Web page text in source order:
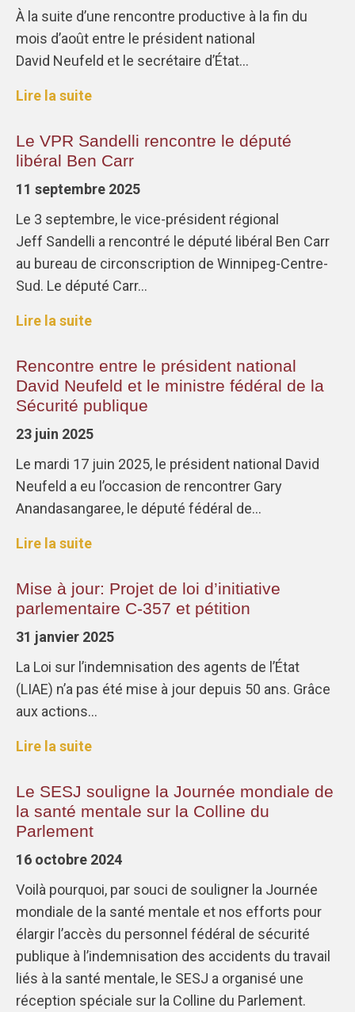
À la suite d’une rencontre productive à la fin du
mois d’août entre le président national
David Neufeld et le secrétaire d’État…
Lire la suite
Le VPR Sandelli rencontre le député
libéral Ben Carr
11 septembre 2025
Le 3 septembre, le vice-président régional
Jeff Sandelli a rencontré le député libéral Ben Carr
au bureau de circonscription de Winnipeg-Centre-
Sud. Le député Carr…
Lire la suite
Rencontre entre le président national
David Neufeld et le ministre fédéral de la
Sécurité publique
23 juin 2025
Le mardi 17 juin 2025, le président national David
Neufeld a eu l’occasion de rencontrer Gary
Anandasangaree, le député fédéral de…
Lire la suite
Mise à jour: Projet de loi d’initiative
parlementaire C-357 et pétition
31 janvier 2025
La Loi sur l’indemnisation des agents de l’État
(LIAE) n’a pas été mise à jour depuis 50 ans. Grâce
aux actions…
Lire la suite
Le SESJ souligne la Journée mondiale de
la santé mentale sur la Colline du
Parlement
16 octobre 2024
Voilà pourquoi, par souci de souligner la Journée
mondiale de la santé mentale et nos efforts pour
élargir l’accès du personnel fédéral de sécurité
publique à l’indemnisation des accidents du travail
liés à la santé mentale, le SESJ a organisé une
réception spéciale sur la Colline du Parlement.